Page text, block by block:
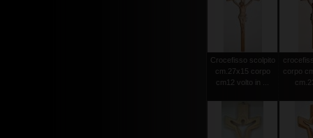
Crocefisso scolpito
cm.27x15 corpo
cm12 volto in ...
corpo